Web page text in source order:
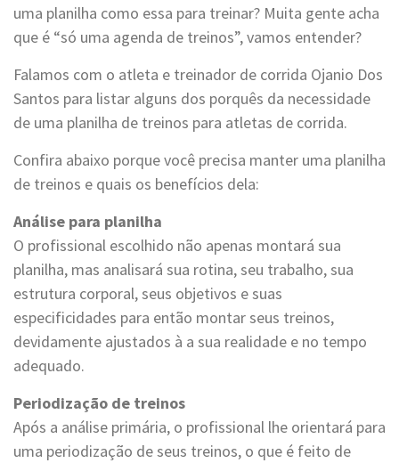
uma planilha como essa para treinar? Muita gente acha
que é “só uma agenda de treinos”, vamos entender?
Falamos com o atleta e treinador de corrida Ojanio Dos
Santos para listar alguns dos porquês da necessidade
de uma planilha de treinos para atletas de corrida.
Confira abaixo porque você precisa manter uma planilha
de treinos e quais os benefícios dela:
Análise para planilha
O profissional escolhido não apenas montará sua
planilha, mas analisará sua rotina, seu trabalho, sua
estrutura corporal, seus objetivos e suas
especificidades para então montar seus treinos,
devidamente ajustados à a sua realidade e no tempo
adequado.
Periodização de treinos
Após a análise primária, o profissional lhe orientará para
uma periodização de seus treinos, o que é feito de